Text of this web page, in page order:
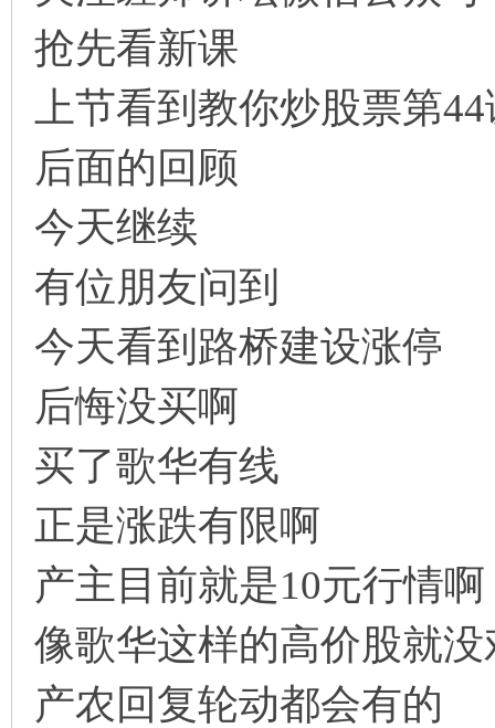
抢先看新课
上节看到教你炒股票第
后面的回顾
今天继续
有位朋友问到
今天看到路桥建设涨停
后悔没买啊
买了歌华有线
正是涨跌有限啊
产主目前就是10元行情啊
像歌华这样的高价股就没
产农回复轮动都会有的